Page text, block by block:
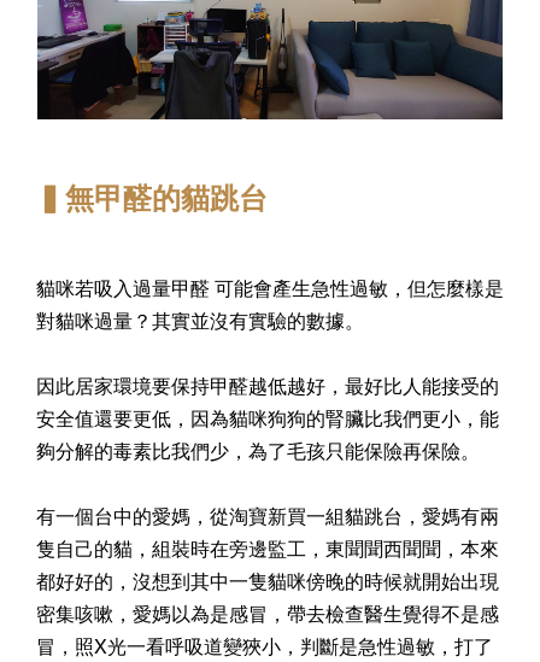
▍無甲醛的貓跳台
貓咪若吸入過量甲醛 可能會產生急性過敏，但怎麼樣是
對貓咪過量？其實並沒有實驗的數據。
因此居家環境要保持甲醛越低越好，最好比人能接受的
安全值還要更低，因為貓咪狗狗的腎臟比我們更小，能
夠分解的毒素比我們少，為了毛孩只能保險再保險。
有一個台中的愛媽，從淘寶新買一組貓跳台，愛媽有兩
隻自己的貓，組裝時在旁邊監工，東聞聞西聞聞，本來
都好好的，沒想到其中一隻貓咪傍晚的時候就開始出現
密集咳嗽，愛媽以為是感冒，帶去檢查醫生覺得不是感
冒，照X光一看呼吸道變狹小，判斷是急性過敏，打了